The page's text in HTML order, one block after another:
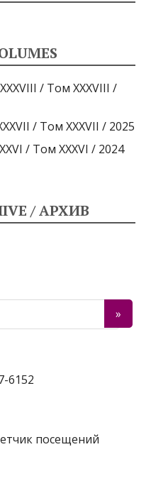
/ Том XXXVIII /
/ Том XXXVII / 2025
/ Том XXXVI / 2024
/ АРХИВ
6152